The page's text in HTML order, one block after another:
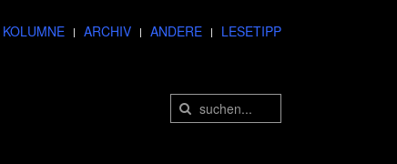
KOLUMNE ARCHIV ANDERE LESETIPP